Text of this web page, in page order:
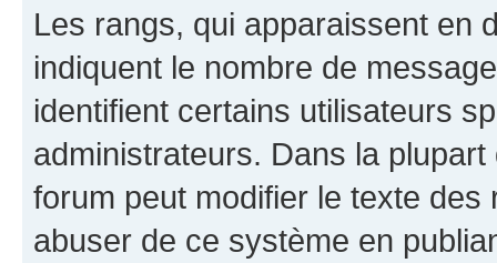
Les rangs, qui apparaissent en
indiquent le nombre de
identifient certains utilisateurs
administrateurs. Dans la
forum peut modifier le texte
abuser de ce système en